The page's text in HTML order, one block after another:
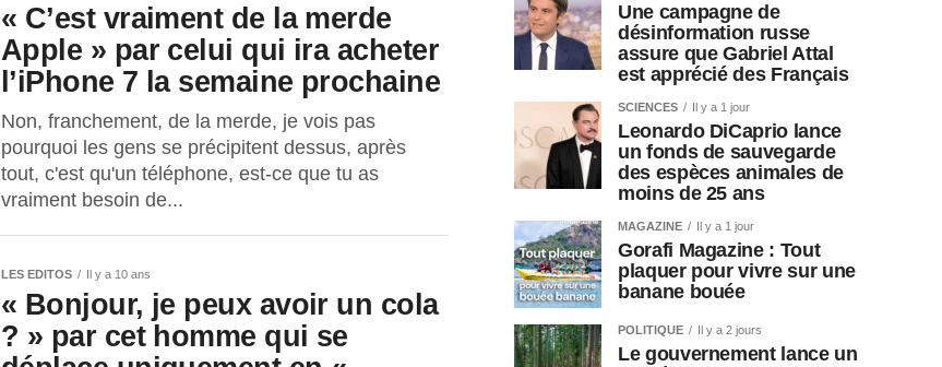
« C’est vraiment de la merde
Apple » par celui qui ira acheter
l’iPhone 7 la semaine prochaine
Non, franchement, de la merde, je vois pas
pourquoi les gens se précipitent dessus, après
tout, c'est qu'un téléphone, est-ce que tu as
vraiment besoin de...
LES EDITOS Il y a 10 ans
« Bonjour, je peux avoir un cola
? » par cet homme qui se
Une campagne de
désinformation russe
assure que Gabriel Attal
est apprécié des Français
SCIENCES Il y a 1 jour
Leonardo DiCaprio lance
un fonds de sauvegarde
des espèces animales de
moins de 25 ans
MAGAZINE Il y a 1 jour
Gorafi Magazine : Tout
plaquer pour vivre sur une
banane bouée
POLITIQUE Il y a 2 jours
Le gouvernement lance un